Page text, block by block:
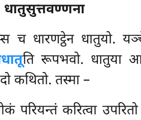
धातुसुत्तवण्णना
च धारणट्ठेन धातुयो.
ति रूपभवो. धातुया
कथितो. तस्मा –
परियन्तं करित्वा